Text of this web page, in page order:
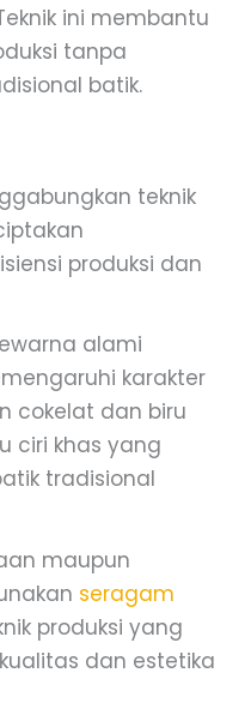
ini membantu
tanpa
batik.
teknik
produksi dan
alami
karakter
cokelat dan biru
ciri khas yang
tradisional
maupun
seragam
produksi yang
dan estetika